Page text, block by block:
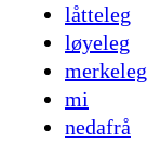
låtteleg
løyeleg
merkeleg
mi
nedafrå